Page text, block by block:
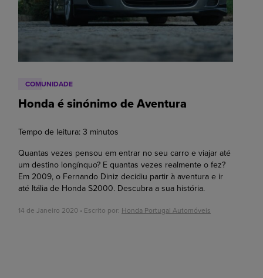
COMUNIDADE
Honda é sinónimo de Aventura
Tempo de leitura: 3 minutos
Quantas vezes pensou em entrar no seu carro e viajar até
um destino longínquo? E quantas vezes realmente o fez?
Em 2009, o Fernando Diniz decidiu partir à aventura e ir
até Itália de Honda S2000. Descubra a sua história.
14 de Janeiro 2020 • Escrito por: Honda Portugal Automóveis